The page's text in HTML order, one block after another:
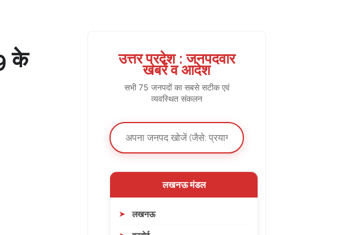
के
उत्तर प्रदेश : जनपदवार
खबरें व आदेश
सभी 75 जनपदों का सबसे सटीक एवं
व्यवस्थित संकलन
लखनऊ मंडल
लखनऊ